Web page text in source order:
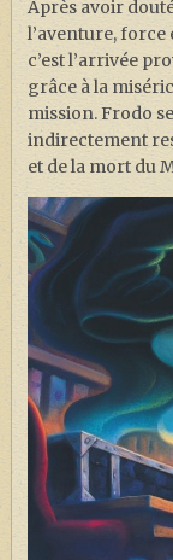
Après avoir
l’aventure, force
c’est l’arrivée
grâce à la
mission. Frodo
indirectement
et de la mort du